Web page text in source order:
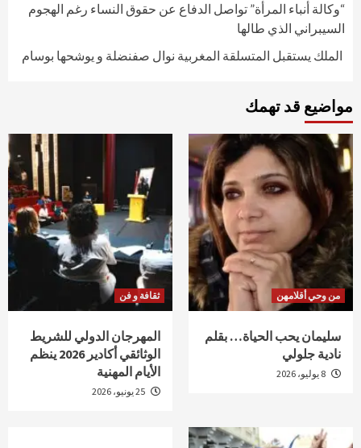
“وكالة أنباء المرأة” تواصل الدفاع عن حقوق النساء رغم الهجوم
السيبراني الذي طالها
الملك يستقبل المتسلقة المغربية نوال صفنضلة و يوشحها بوسام
مواضيع قد تهمك
من وحي أقلامهن
سليمان يحب الحياة… بقلم
نادية جلولي
ثقافة و فن
المهرجان الدولي للشريط
الوثائقي أكادير 2026 ينظم
الأيام المهنية